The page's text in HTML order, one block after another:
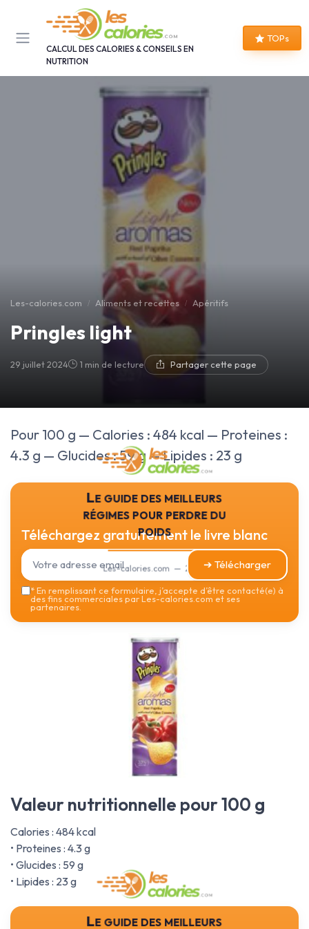
CALCUL DES CALORIES & CONSEILS EN
NUTRITION
TOPs
Les-calories.com Aliments et recettes Apéritifs
Pringles light
29 juillet 2024 1 min de lecture Partager cette page
Pour 100 g — Calories : 484 kcal — Proteines :
4.3 g — Glucides : 59 g — Lipides : 23 g
Le guide des meilleurs
régimes pour perdre du
poids
Les-calories.com — 2026
Téléchargez gratuitement le livre blanc
➔ Télécharger
*En remplissant ce formulaire, j’accepte d’être contacté(e) à
des fins commerciales par Les-calories.com et ses
partenaires.
Valeur nutritionnelle pour 100 g
Calories : 484 kcal
• Proteines : 4.3 g
• Glucides : 59 g
• Lipides : 23 g
Le guide des meilleurs
Panneau de gestion des cookies